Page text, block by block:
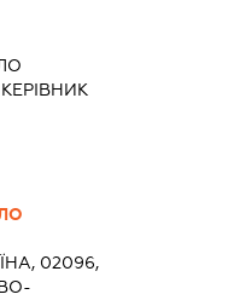
КЕРІВНИК
02096,